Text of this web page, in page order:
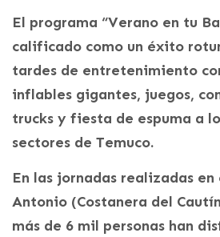
El programa “Verano en tu
calificado como un éxito
tardes de entretenimiento
inflables gigantes, juegos,
trucks y fiesta de espuma a
sectores de Temuco.
En las jornadas realizadas en
Antonio (Costanera del
más de 6 mil personas han